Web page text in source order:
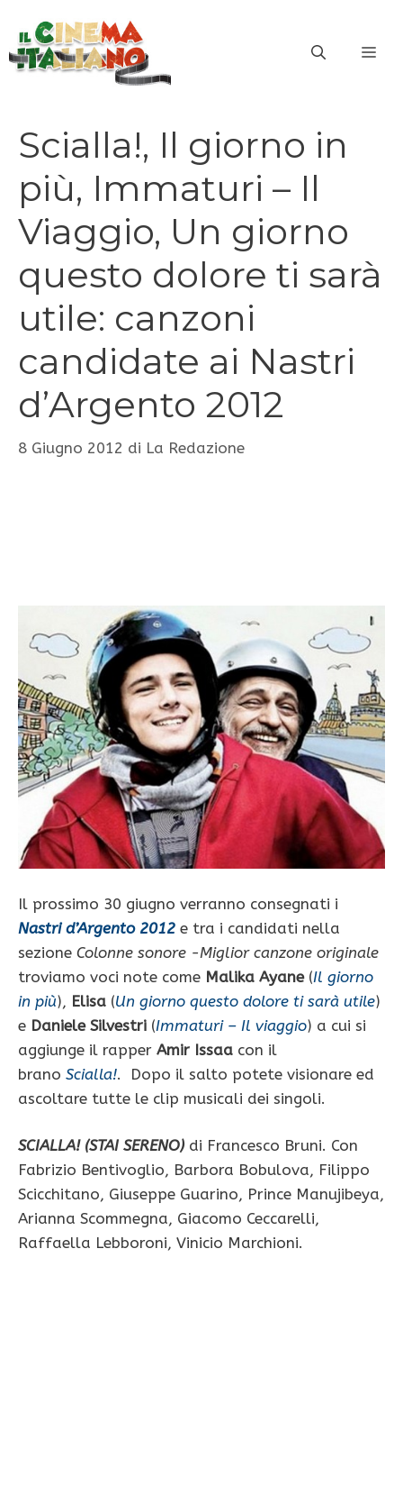
contenuto
Scialla!, Il giorno in
più, Immaturi – Il
Viaggio, Un giorno
questo dolore ti sarà
utile: canzoni
candidate ai Nastri
d’Argento 2012
8 Giugno 2012 di La Redazione
Il prossimo 30 giugno verranno consegnati i
Nastri d’Argento 2012 e tra i candidati nella
sezione Colonne sonore -Miglior canzone originale
troviamo voci note come Malika Ayane(Il giorno
in più), Elisa (Un giorno questo dolore ti sarà utile)
e Daniele Silvestri (Immaturi – Il viaggio) a cui si
aggiunge il rapper Amir Issaa con il
brano Scialla!. Dopo il salto potete visionare ed
ascoltare tutte le clip musicali dei singoli.
SCIALLA! (STAI SERENO) di Francesco Bruni. Con
Fabrizio Bentivoglio, Barbora Bobulova, Filippo
Scicchitano, Giuseppe Guarino, Prince Manujibeya,
Arianna Scommegna, Giacomo Ceccarelli,
Raffaella Lebboroni, Vinicio Marchioni.